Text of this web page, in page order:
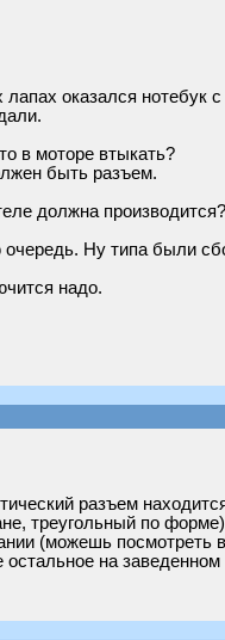
оказался нотебук
в моторе втыкать?
быть разъем.
должна производится?
Ну типа были
надо.
разъем
треугольный по
(можешь
на